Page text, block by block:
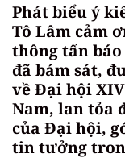
Phát biểu ý
Tô Lâm cảm
thông tấn
đã bám sát,
về Đại hội
Nam, lan tỏa
của Đại hội,
tin tưởng